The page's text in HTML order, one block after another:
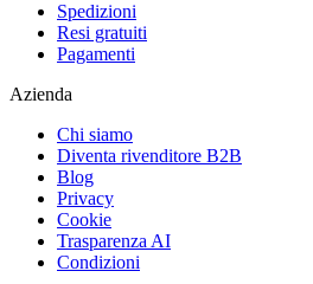
Spedizioni
Resi gratuiti
Pagamenti
Azienda
Chi siamo
Diventa rivenditore B2B
Blog
Privacy
Cookie
Trasparenza AI
Condizioni